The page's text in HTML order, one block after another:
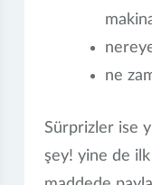
ne
Sürprizler ise
şey! yine de